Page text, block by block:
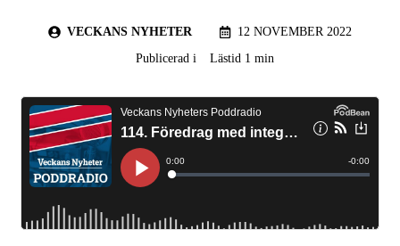
VECKANS NYHETER
12 NOVEMBER 2022
Publicerad i
Lästid 1 min